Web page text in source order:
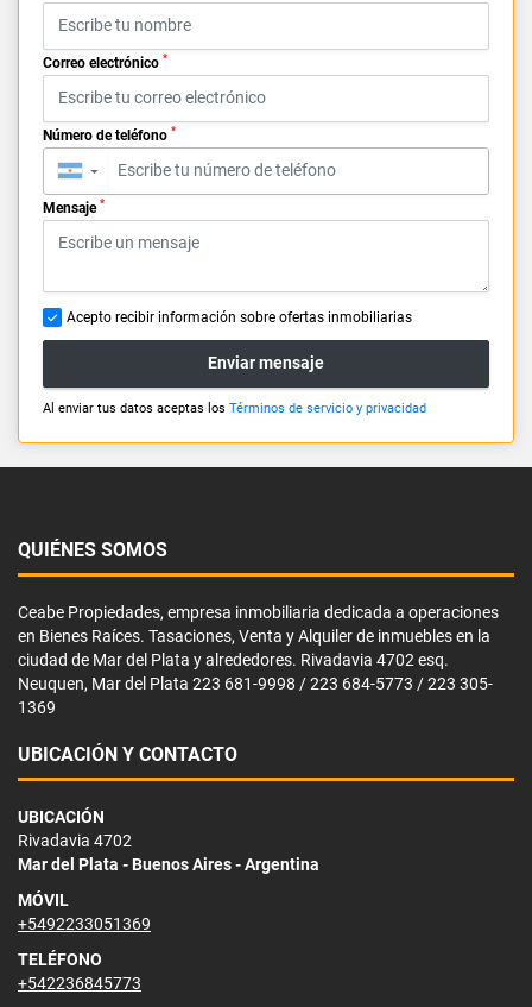
Correo electrónico *
Número de teléfono *
▼
Mensaje *
Acepto recibir información sobre ofertas inmobiliarias
Enviar mensaje
Al enviar tus datos aceptas los Términos de servicio y privacidad
QUIÉNES SOMOS
Ceabe Propiedades, empresa inmobiliaria dedicada a operaciones
en Bienes Raíces. Tasaciones, Venta y Alquiler de inmuebles en la
ciudad de Mar del Plata y alrededores. Rivadavia 4702 esq.
Neuquen, Mar del Plata 223 681-9998 / 223 684-5773 / 223 305-
1369
UBICACIÓN Y CONTACTO
UBICACIÓN
Rivadavia 4702
Mar del Plata - Buenos Aires - Argentina
MÓVIL
+5492233051369
TELÉFONO
+542236845773